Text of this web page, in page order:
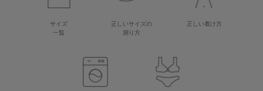
サイズ
一覧
正しいサイズの
測り方
正しい着け方